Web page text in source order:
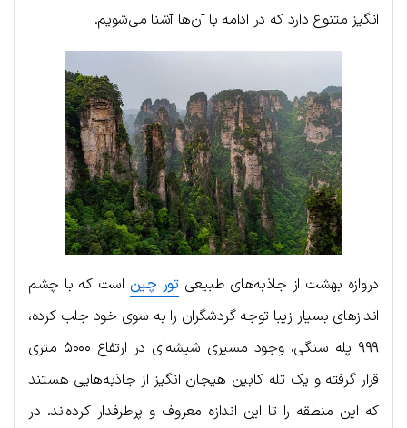
انگیز متنوع دارد که در ادامه با آن‌ها آشنا می‌شویم.
د‌‌ر‌و‌ا‌زه بهشت از جاذبه‌های طبیعیتور چین است که با چشم
اندازهای بسیار زیبا توجه گردشگران را به سوی خود جلب کرده،
۹۹۹ پله سنگی، وجود مسیری شیشه‌ای در ارتفاع ۵۰۰۰ متری
قرار گرفته و یک تله کابین هیجان انگیز از جاذبه‌هایی هستند
که این منطقه را تا این اندازه معروف و پرطرفدار کرده‌اند. در